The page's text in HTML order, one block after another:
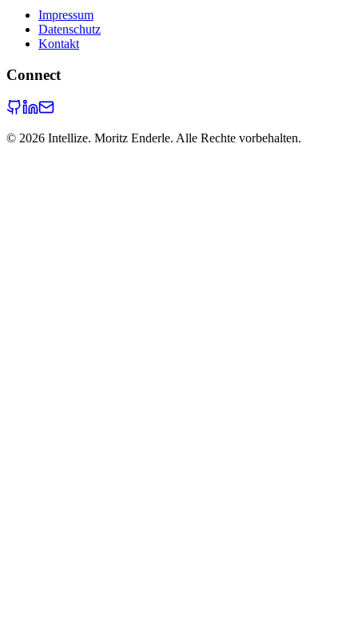
Impressum
Datenschutz
Kontakt
Connect
© 2026 Intellize. Moritz Enderle. Alle Rechte vorbehalten.